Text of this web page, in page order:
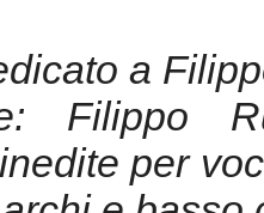
a
Filippo
per